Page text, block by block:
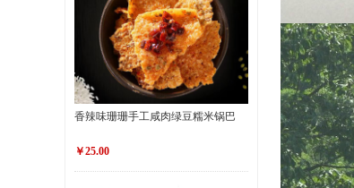
香辣味珊珊手工咸肉绿豆糯米锅巴
￥25.00